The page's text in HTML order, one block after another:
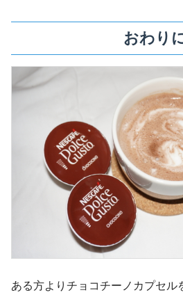
おわり
ある方よりチョコチーノカプセル